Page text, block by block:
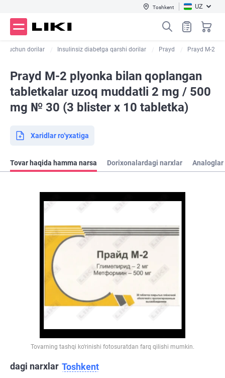
Toshkent UZ
uchun dorilar Insulinsiz diabetga qarshi dorilar Prayd Prayd M-2
Prayd M-2 plyonka bilan qoplangan
tabletkalar uzoq muddatli 2 mg / 500
mg № 30 (3 blister х 10 tabletka)
Xaridlar ro‘yxatiga
Tovar haqida hamma narsa Dorixonalardagi narxlar Analoglar
Tovarning tashqi ko‘rinishi fotosuratdan farq qilishi mumkin.
dagi narxlar Toshkent